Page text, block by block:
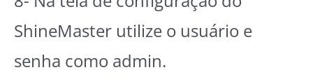
ShineMaster utilize o usuário e
senha como admin.